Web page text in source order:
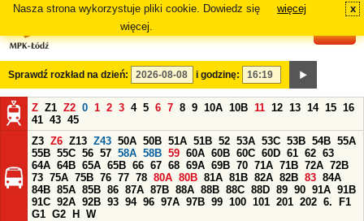
Nasza strona wykorzystuje pliki cookie. Dowiedz się
więcej.
więcej x
Sprawdź rozkład na dzień: i godzinę:
Z Z1 Z2 0 1 2 3 4 5 6 7 8 9 10A 10B 11 12 13 14 15 16
41 43 45
Z3 Z6 Z13 Z43 50A 50B 51A 51B 52 53A 53C 53B 54B 55A
55B 55C 56 57 58A 58B 59 60A 60B 60C 60D 61 62 63
64A 64B 65A 65B 66 67 68 69A 69B 70 71A 71B 72A 72B
73 75A 75B 76 77 78 80A 80B 81A 81B 82A 82B 83 84A
84B 85A 85B 86 87A 87B 88A 88B 88C 88D 89 90 91A 91B
91C 92A 92B 93 94 96 97A 97B 99 100 101 201 202 6.
F1
G1 G2 H
W